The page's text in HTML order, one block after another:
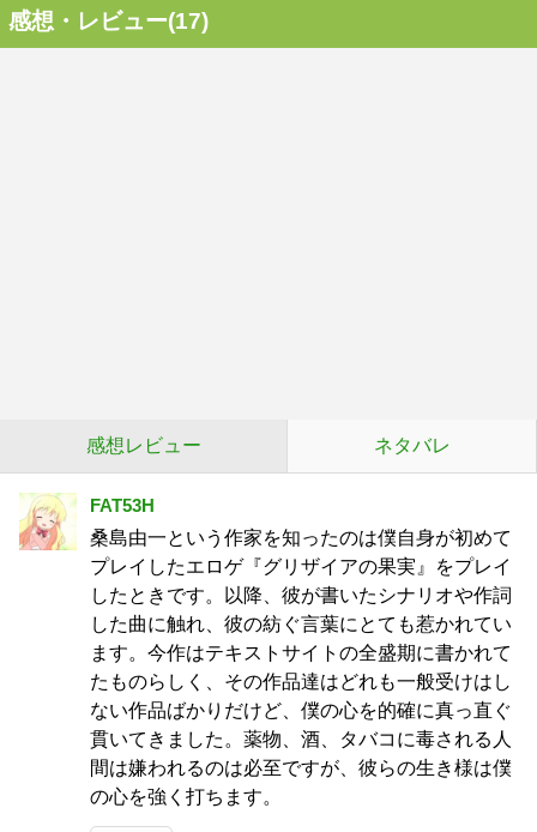
感想・レビュー(17)
感想レビュー ネタバレ
FAT53H
桑島由一という作家を知ったのは僕自身が初めて
プレイしたエロゲ『グリザイアの果実』をプレイ
したときです。以降、彼が書いたシナリオや作詞
した曲に触れ、彼の紡ぐ言葉にとても惹かれてい
ます。今作はテキストサイトの全盛期に書かれて
たものらしく、その作品達はどれも一般受けはし
ない作品ばかりだけど、僕の心を的確に真っ直ぐ
貫いてきました。薬物、酒、タバコに毒される人
間は嫌われるのは必至ですが、彼らの生き様は僕
の心を強く打ちます。